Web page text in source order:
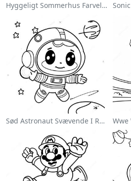
Hyggeligt Sommerhus Farvelægningsside
Sød Astronaut Svævende I Rummet Farvelægningsside